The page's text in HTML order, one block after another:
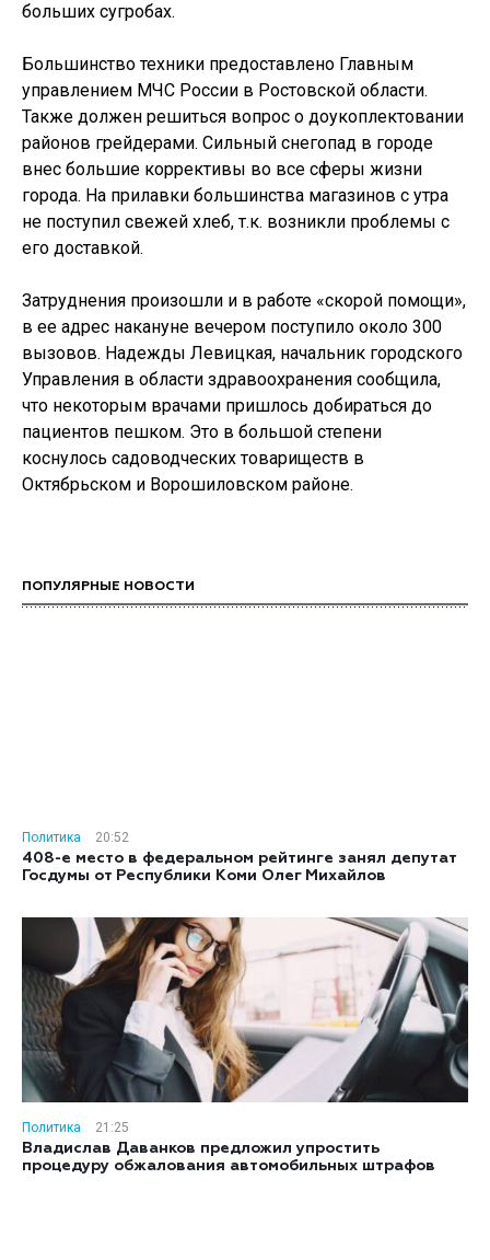
больших сугробах.
Большинство техники предоставлено Главным
управлением МЧС России в Ростовской области.
Также должен решиться вопрос о доукоплектовании
районов грейдерами. Сильный снегопад в городе
внес большие коррективы во все сферы жизни
города. На прилавки большинства магазинов с утра
не поступил свежей хлеб, т.к. возникли проблемы с
его доставкой.
Затруднения произошли и в работе «скорой помощи»,
в ее адрес накануне вечером поступило около 300
вызовов. Надежды Левицкая, начальник городского
Управления в области здравоохранения сообщила,
что некоторым врачами пришлось добираться до
пациентов пешком. Это в большой степени
коснулось садоводческих товариществ в
Октябрьском и Ворошиловском районе.
ПОПУЛЯРНЫЕ НОВОСТИ
Политика
20:52
408-е место в федеральном рейтинге занял депутат
Госдумы от Республики Коми Олег Михайлов
Политика
21:25
Владислав Даванков предложил упростить
процедуру обжалования автомобильных штрафов